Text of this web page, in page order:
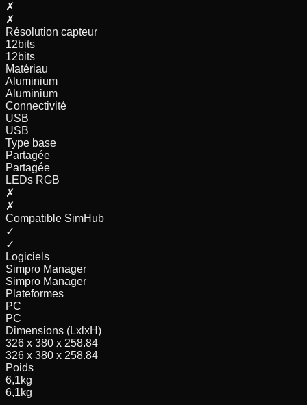
✗
✗
Résolution capteur
12bits
12bits
Matériau
Aluminium
Aluminium
Connectivité
USB
USB
Type base
Partagée
Partagée
LEDs RGB
✗
✗
Compatible SimHub
✓
✓
Logiciels
Simpro Manager
Simpro Manager
Plateformes
PC
PC
Dimensions (LxlxH)
326 x 380 x 258.84
326 x 380 x 258.84
Poids
6,1kg
6,1kg